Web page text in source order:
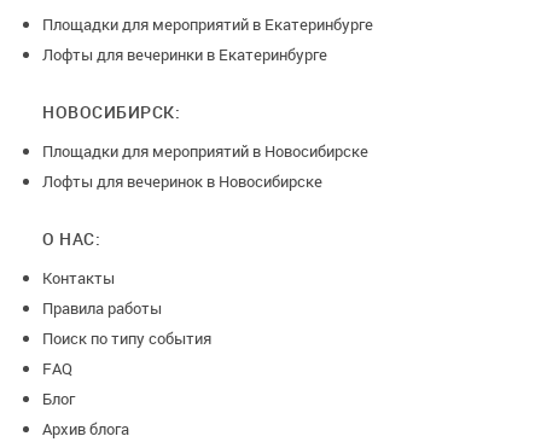
Площадки для мероприятий в Екатеринбурге
Лофты для вечеринки в Екатеринбурге
НОВОСИБИРСК:
Площадки для мероприятий в Новосибирске
Лофты для вечеринок в Новосибирске
О НАС:
Контакты
Правила работы
Поиск по типу события
FAQ
Блог
Архив блога